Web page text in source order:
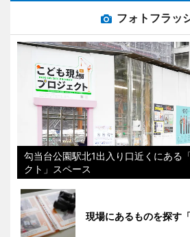
フォトフラッ
勾当台公園駅北1出入り口近くにある
クト」スペース
現場にあるものを探す